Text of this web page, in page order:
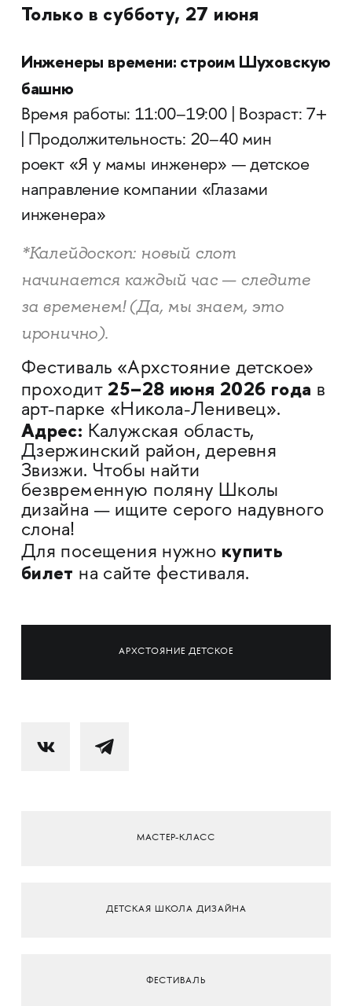
Только в субботу, 27 июня
Инженеры времени: строим Шуховскую
башню
Время работы: 11:00–19:00 | Возраст: 7+
| Продолжительность: 20–40 мин
роект «Я у мамы инженер» — детское
направление компании «Глазами
инженера»
*Калейдоскоп: новый слот
начинается каждый час — следите
за временем! (Да, мы знаем, это
иронично).
Фестиваль «Архстояние детское»
проходит 25–28 июня 2026 года в
арт-парке «Никола-Ленивец».
Адрес: Калужская область,
Дзержинский район, деревня
Звизжи. Чтобы найти
безвременную поляну Школы
дизайна — ищите серого надувного
слона!
Для посещения нужно купить
билет на сайте фестиваля.
АРХСТОЯНИЕ ДЕТСКОЕ
МАСТЕР-КЛАСС
ДЕТСКАЯ ШКОЛА ДИЗАЙНА
ФЕСТИВАЛЬ